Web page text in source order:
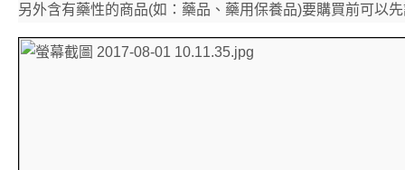
另外含有藥性的商品(如：藥品、藥用保養品)要購買前可以